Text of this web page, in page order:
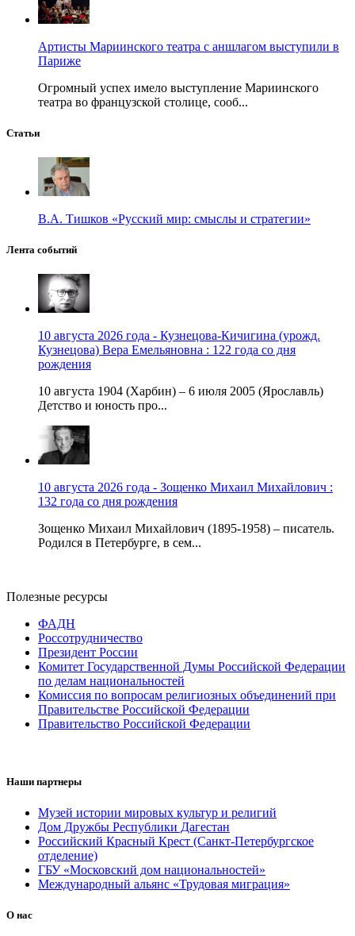
Артисты Мариинского театра с аншлагом выступили в
Париже
Огромный успех имело выступление Мариинского
театра во французской столице, сооб...
Статьи
В.А. Тишков «Русский мир: смыслы и стратегии»
Лента событий
10 августа 2026 года - Кузнецова-Кичигина (урожд.
Кузнецова) Вера Емельяновна : 122 года со дня
рождения
10 августа 1904 (Харбин) – 6 июля 2005 (Ярославль)
Детство и юность про...
10 августа 2026 года - Зощенко Михаил Михайлович :
132 года со дня рождения
Зощенко Михаил Михайлович (1895-1958) – писатель.
Родился в Петербурге, в сем...
Полезные ресурсы
ФАДН
Россотрудничество
Президент России
Комитет Государственной Думы Российской Федерации
по делам национальностей
Комиссия по вопросам религиозных объединений при
Правительстве Российской Федерации
Правительство Российской Федерации
Наши партнеры
Музей истории мировых культур и религий
Дом Дружбы Республики Дагестан
Российский Красный Крест (Санкт-Петербургское
отделение)
ГБУ «Московский дом национальностей»
Международный альянс «Трудовая миграция»
О нас